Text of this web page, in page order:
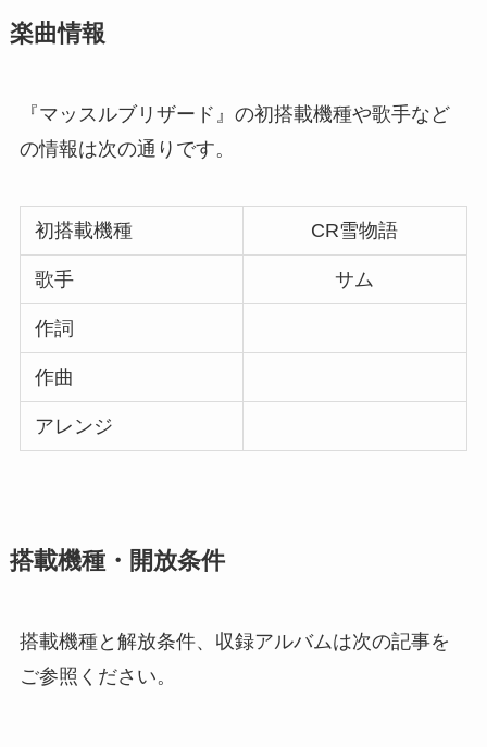
楽曲情報
『マッスルブリザード』の初搭載機種や歌手など
の情報は次の通りです。
初搭載機種 CR雪物語
歌手 サム
作詞
作曲
アレンジ
搭載機種・開放条件
搭載機種と解放条件、収録アルバムは次の記事を
ご参照ください。